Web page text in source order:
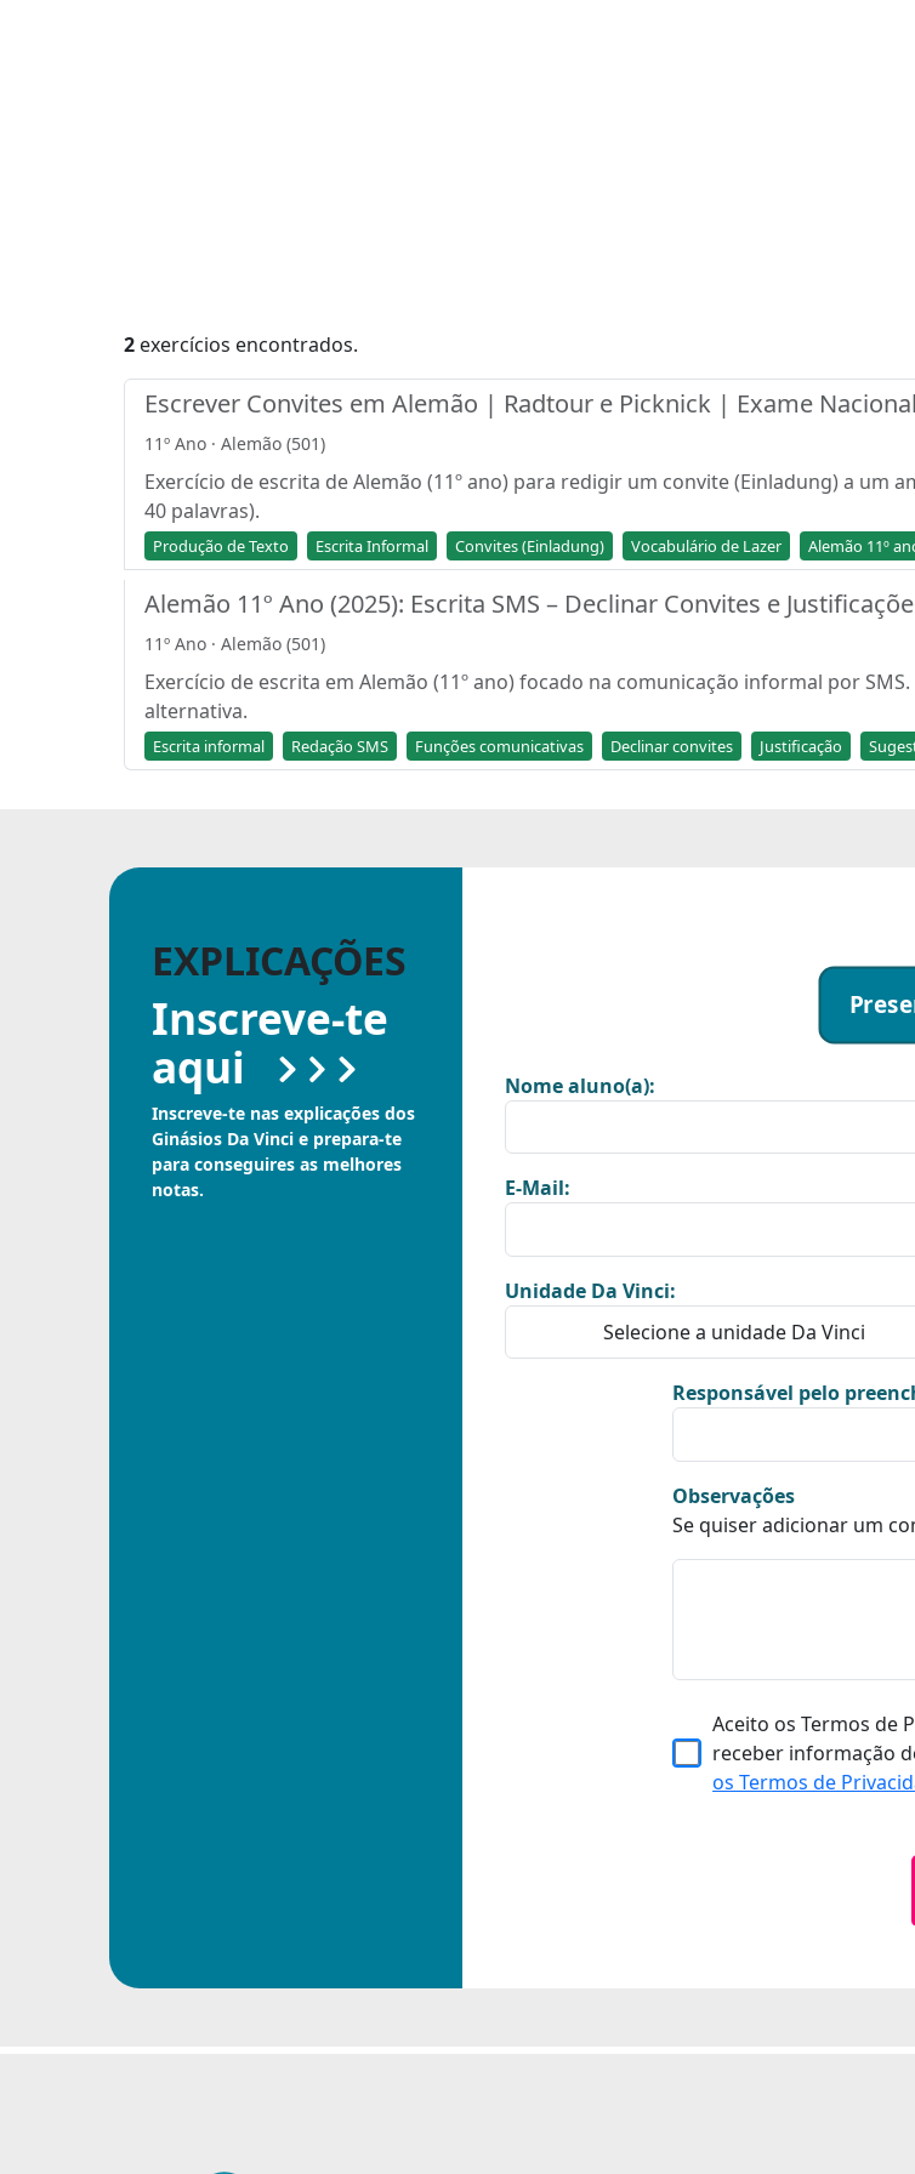
2 exercícios encontrados.
Escrever Convites em Alemão | Radtour e Picknick | Exame
11º Ano · Alemão (501)
Exercício de escrita de Alemão (11º ano) para redigir um convite (Einladung) a um
40 palavras).
Produção de Texto Escrita Informal Convites (Einladung) Vocabulário de Lazer Alemão 11º
Alemão 11º Ano (2025): Escrita SMS – Declinar Convites e
11º Ano · Alemão (501)
Exercício de escrita em Alemão (11º ano) focado na comunicação informal por
alternativa.
Escrita informal Redação SMS Funções comunicativas Declinar convites Justificação
EXPLICAÇÕES
Inscreve-te
aqui
Inscreve-te nas explicações dos
Ginásios Da Vinci e prepara-te
para conseguires as melhores
notas.
Nome aluno(a):
E-Mail:
Unidade Da Vinci:
Responsável pelo
Observações
Se quiser adicionar um
Aceito os Termos de
receber informação
os Termos de